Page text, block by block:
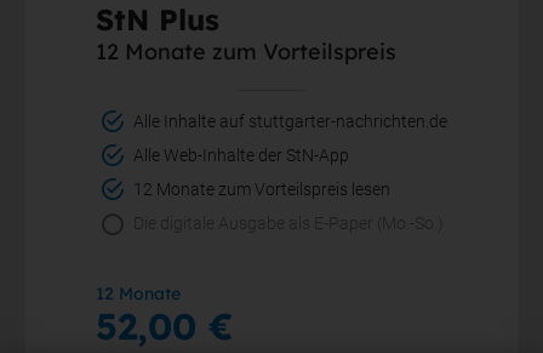
StN Plus
12 Monate zum Vorteilspreis
Alle Inhalte auf stuttgarter-nachrichten.de
Alle Web-Inhalte der StN-App
12 Monate zum Vorteilspreis lesen
Die digitale Ausgabe als E-Paper (Mo.-So.)
12 Monate
52,00 €